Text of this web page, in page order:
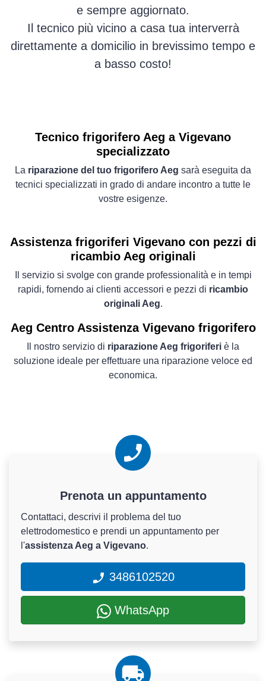
e sempre aggiornato.
Il tecnico più vicino a casa tua interverrà
direttamente a domicilio in brevissimo tempo e
a basso costo!
Tecnico frigorifero Aeg a Vigevano
specializzato
La riparazione del tuo frigorifero Aeg sarà eseguita da
tecnici specializzati in grado di andare incontro a tutte le
vostre esigenze.
Assistenza frigoriferi Vigevano con pezzi di
ricambio Aeg originali
Il servizio si svolge con grande professionalità e in tempi
rapidi, fornendo ai clienti accessori e pezzi di ricambio
originali Aeg.
Aeg Centro Assistenza Vigevano frigorifero
Il nostro servizio di riparazione Aeg frigoriferi è la
soluzione ideale per effettuare una riparazione veloce ed
economica.
Prenota un appuntamento
Contattaci, descrivi il problema del tuo
elettrodomestico e prendi un appuntamento per
l'assistenza Aeg a Vigevano.
3486102520
WhatsApp